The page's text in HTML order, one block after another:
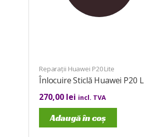
Reparații Huawei P20 Lite
Înlocuire Sticlă Huawei P20
270,00 lei incl. TVA
Adaugă în coș